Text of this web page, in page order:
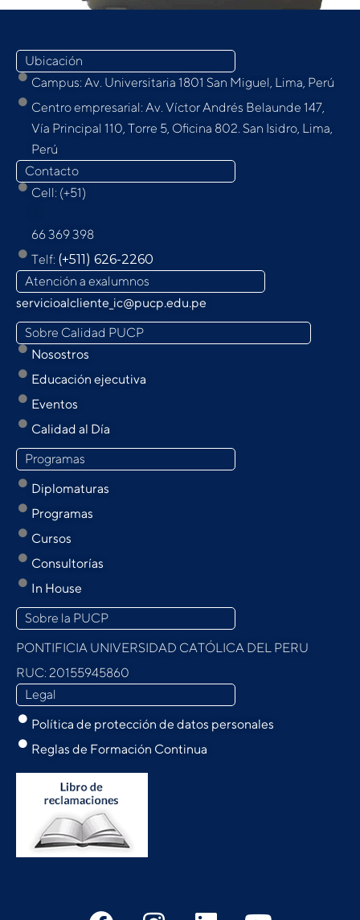
Ubicación
Campus: Av. Universitaria 1801 San Miguel, Lima, Perú
Centro empresarial: Av. Víctor Andrés Belaunde 147,
Vía Principal 110, Torre 5, Oﬁcina 802. San Isidro, Lima,
Perú
Contacto
Cell: (+51)
66 369 398
Telf: (+511) 626-2260
Atención a exalumnos
servicioalcliente_ic@pucp.edu.pe
Sobre Calidad PUCP
Nosostros
Educación ejecutiva
Eventos
Calidad al Día
Programas
Diplomaturas
Programas
Cursos
Consultorías
In House
Sobre la PUCP
PONTIFICIA UNIVERSIDAD CATÓLICA DEL PERU
RUC: 20155945860
Legal
Política de protección de datos personales
Reglas de Formación Continua